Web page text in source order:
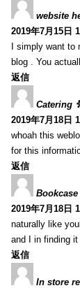
website
2019年7月15日
I simply want to
blog . You
返信
Catering
2019年7月18日
whoah this
for this
返信
2019年7月18日
naturally like
and I in finding
返信
In store